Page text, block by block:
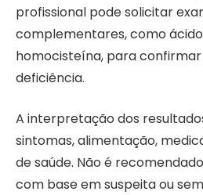
profissional pode solicitar
complementares, como
homocisteína, para
deficiência.
A interpretação dos
sintomas, alimentação,
de saúde. Não é
com base em suspeita ou